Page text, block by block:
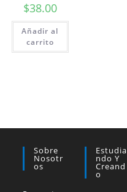
$38.00
Añadir al
carrito
Sobre
Nosotr
Os
Estudia
Ndo Y
Creand
O